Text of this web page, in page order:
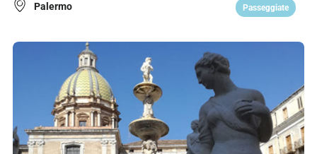
Palermo Passeggiate